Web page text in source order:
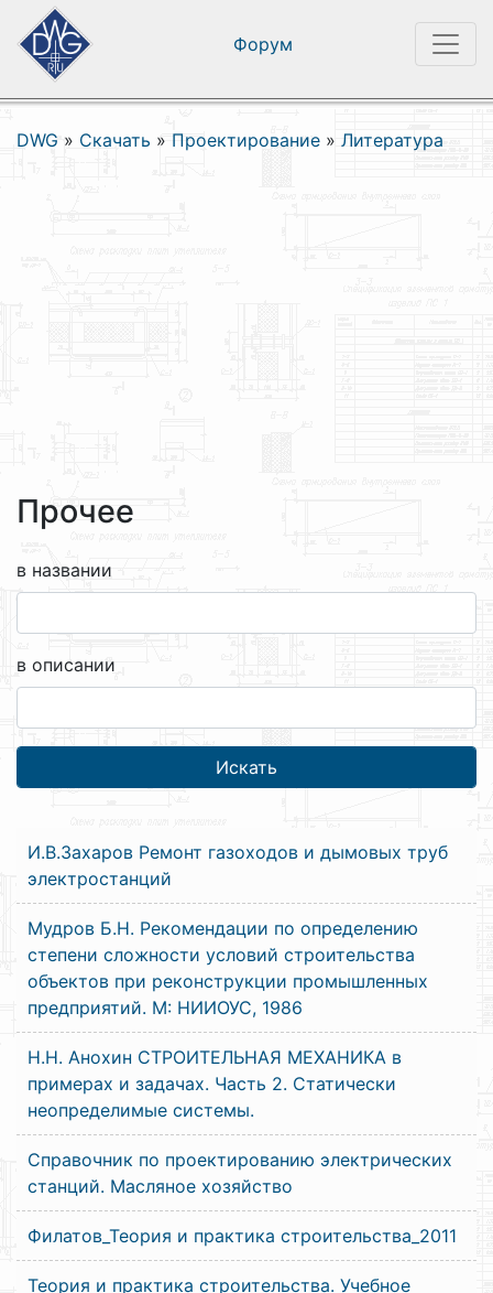
Форум
DWG » Скачать » Проектирование » Литература
Прочее
в названии
в описании
И.В.Захаров Ремонт газоходов и дымовых труб
электростанций
Мудров Б.Н. Рекомендации по определению
степени сложности условий строительства
объектов при реконструкции промышленных
предприятий. М: НИИОУС, 1986
Н.Н. Анохин СТРОИТЕЛЬНАЯ МЕХАНИКА в
примерах и задачах. Часть 2. Статически
неопределимые системы.
Справочник по проектированию электрических
станций. Масляное хозяйство
Филатов_Теория и практика строительства_2011
Теория и практика строительства. Учебное